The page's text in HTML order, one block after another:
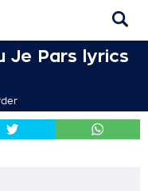
Je Pars lyrics